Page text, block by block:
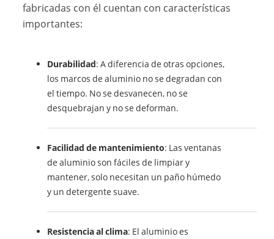
fabricadas con él cuentan con características
importantes:
Durabilidad: A diferencia de otras opciones,
los marcos de aluminio no se degradan con
el tiempo. No se desvanecen, no se
desquebrajan y no se deforman.
Facilidad de mantenimiento: Las ventanas
de aluminio son fáciles de limpiar y
mantener, solo necesitan un paño húmedo
y un detergente suave.
Resistencia al clima: El aluminio es